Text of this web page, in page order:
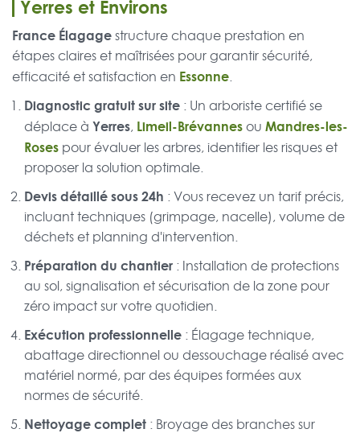
Yerres et Environs
France Élagagestructure chaque prestation en
étapes claires et maîtrisées pour garantir sécurité,
efficacité et satisfaction en Essonne.
Diagnostic gratuit sur site : Un arboriste certifié se
déplace à Yerres, Limeil-Brévannesou Mandres-les-
Roses pour évaluer les arbres, identifier les risques et
proposer la solution optimale.
Devis détaillé sous 24h : Vous recevez un tarif précis,
incluant techniques (grimpage, nacelle), volume de
déchets et planning d'intervention.
Préparation du chantier : Installation de protections
au sol, signalisation et sécurisation de la zone pour
zéro impact sur votre quotidien.
Exécution professionnelle : Élagage technique,
abattage directionnel ou dessouchage réalisé avec
matériel normé, par des équipes formées aux
normes de sécurité.
Nettoyage complet : Broyage des branches sur